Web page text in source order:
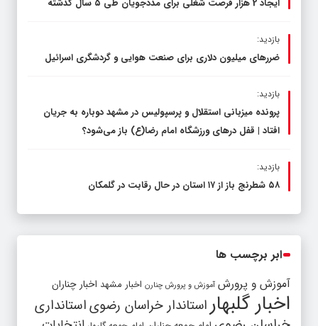
ایجاد 2 هزار فرصت شغلی برای مددجویان طی ۵ سال گذشته
بازدید:
ضررهای میلیون دلاری برای صنعت هوایی و گردشگری اسرائیل
بازدید:
پرونده میزبانی استقلال و پرسپولیس در مشهد دوباره به جریان
افتاد | قفل در‌های ورزشگاه امام رضا(ع) باز می‌شود؟
بازدید:
۵۸ شطرنج‌ باز از ۱۷ استان در حال رقابت در گلمکان
ابر برچسب ها
آموزش و پرورش آموزش و پرورش چنارن اخبار مشهد اخبار چناران
اخبار گلبهار استاندار خراسان رضویاستانداری